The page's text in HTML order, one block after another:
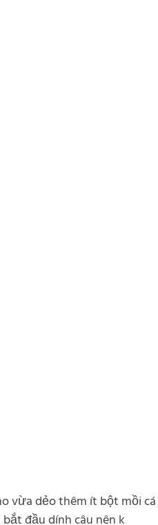
vừa dẻo thêm ít bột mồi
đầu dính câu nên k